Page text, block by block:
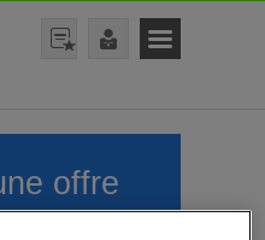
offre